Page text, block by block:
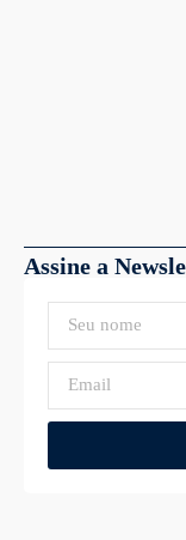
Assine a